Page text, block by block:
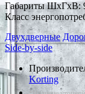
Габариты ШxГxВ:
Класс
Двухдверные
Side-by-side
Korting